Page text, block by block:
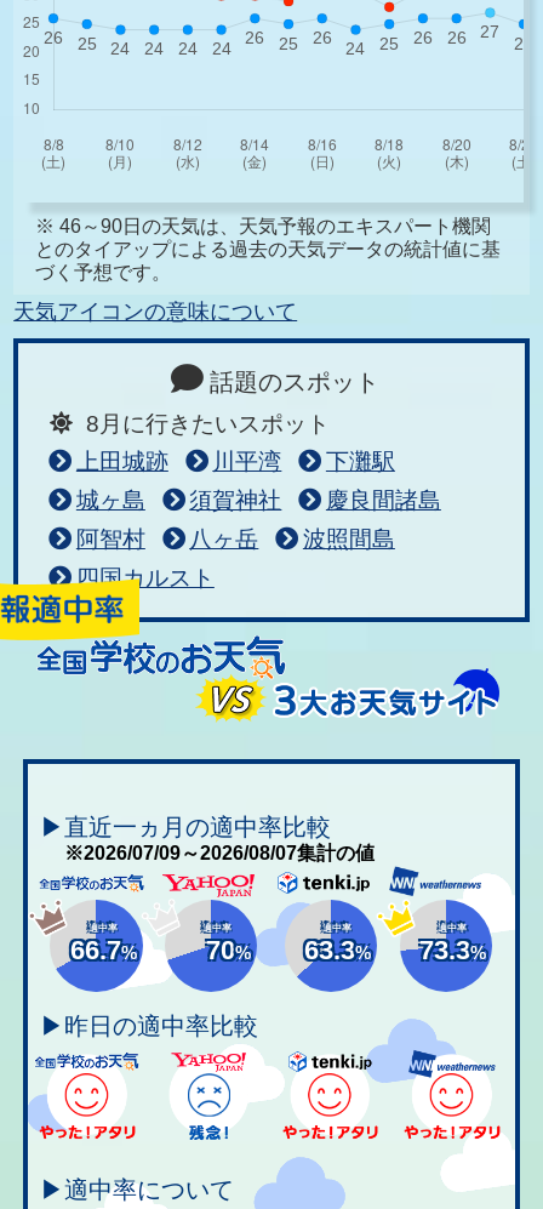
※ 46～90日の天気は、天気予報のエキスパート機関
とのタイアップによる過去の天気データの統計値に基
づく予想です。
天気アイコンの意味について
話題のスポット
8月に行きたいスポット
上田城跡
川平湾
下灘駅
城ヶ島
須賀神社
慶良間諸島
阿智村
八ヶ岳
波照間島
四国カルスト
▶直近一ヵ月の適中率比較
※2026/07/09～2026/08/07集計の値
適中率
66.7%
適中率
70%
適中率
63.3%
適中率
73.3%
▶昨日の適中率比較
▶適中率について